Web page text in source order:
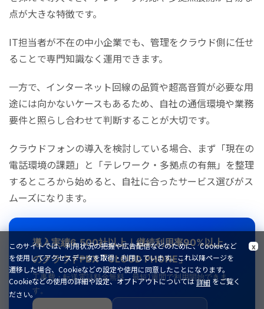
点が大きな特徴です。
IT担当者が不在の中小企業でも、管理をクラウド側に任せ
ることで専門知識なく運用できます。
一方で、インターネット回線の品質や超高音質が必要な用
途には向かないケースもあるため、自社の通信環境や業務
要件と照らし合わせて判断することが大切です。
クラウドフォンの導入を検討している場合、まず「現在の
電話環境の課題」と「テレワーク・多拠点の有無」を整理
するところから始めると、自社に合ったサービス選びがス
ムーズになります。
導入実績6,500社以上｜継続利用率90%以上
のクラウドPBX「CLOUD PHONE」
工事費・転送電話料金無料。最短1週間で利用開始できま
す。
このサイトでは、利用状況の把握や広告配信などのために、Cookieなど
を使用してアクセスデータを取得・利用しています。これ以降ページを
遷移した場合、Cookieなどの設定や使用に同意したことになります。
Cookieなどの使用の詳細や設定、オプトアウトについては詳細
x
をご覧く
ださい。